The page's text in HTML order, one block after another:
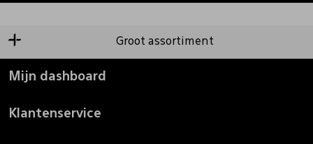
Groot assortiment
Mijn dashboard
Klantenservice